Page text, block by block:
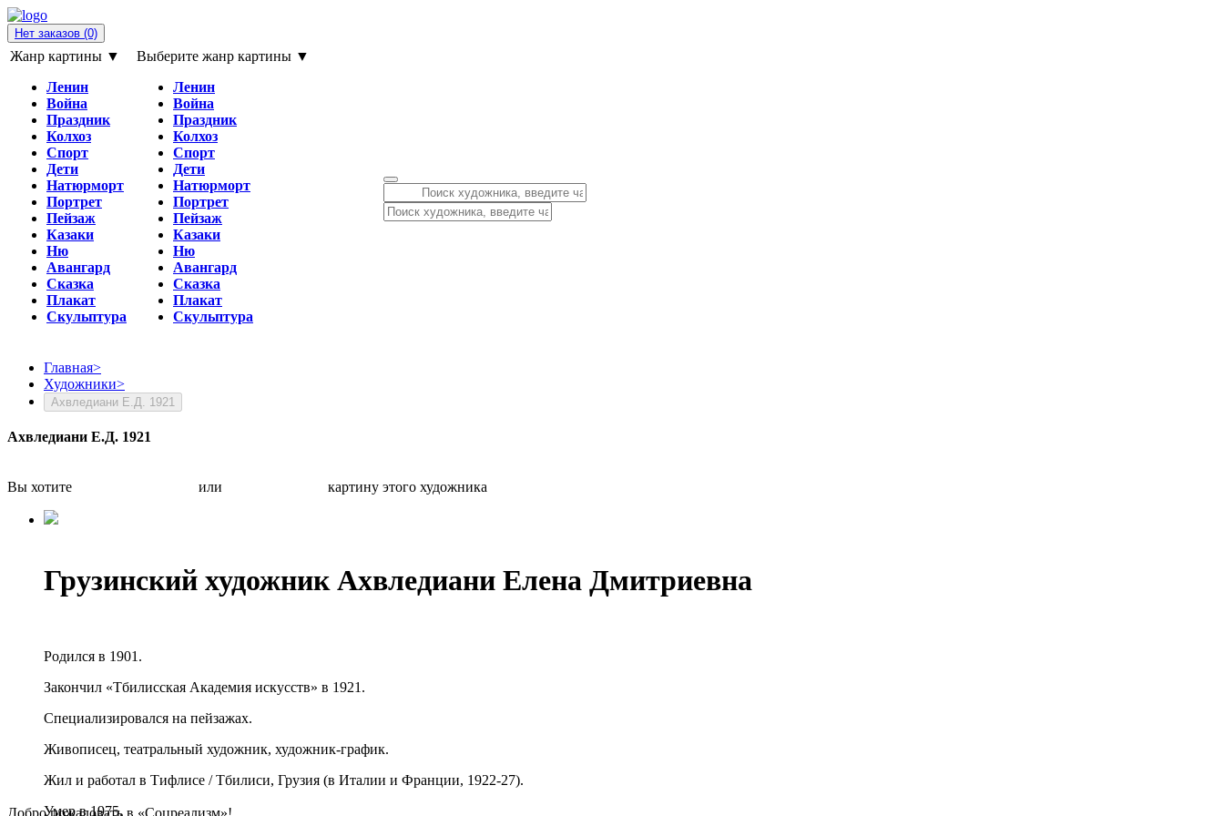
Нет заказов (0)
Жанр картины ▼
Ленин
Война
Праздник
Колхоз
Спорт
Дети
Натюрморт
Портрет
Пейзаж
Казаки
Ню
Авангард
Сказка
Плакат
Скульптура
Выберите жанр картины ▼
Ленин
Война
Праздник
Колхоз
Спорт
Дети
Натюрморт
Портрет
Пейзаж
Казаки
Ню
Авангард
Сказка
Плакат
Скульптура
Главная>
Художники>
Ахвледиани Е.Д. 1921
Ахвледиани Е.Д. 1921
Вы хотите или картину этого художника
Грузинский художник Ахвледиани Елена Дмитриевна
Родился в 1901.
Закончил «Тбилисская Академия искусств» в 1921.
Специализировался на пейзажах.
Живописец, театральный художник, художник-график.
Жил и работал в Тифлисе / Тбилиси, Грузия (в Италии и Франции, 1922-27).
Умер в 1975.
Добро пожаловать в «Соцреализм»!